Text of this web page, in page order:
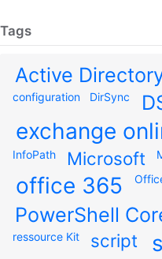
Tags
Active
configuration DirSync
exchange
InfoPath Microsoft
office 365
PowerShell
ressource Kit script